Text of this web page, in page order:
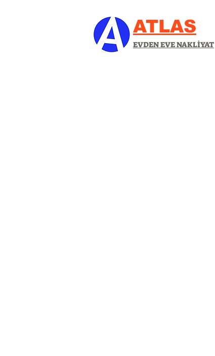
ATLAS
EVDEN EVE NAKLİYAT